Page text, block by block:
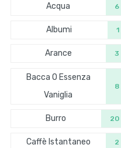
Acqua 6
Albumi 1
Arance 3
Bacca O Essenza
Vaniglia
8
Burro 20
Caffè Istantaneo 2